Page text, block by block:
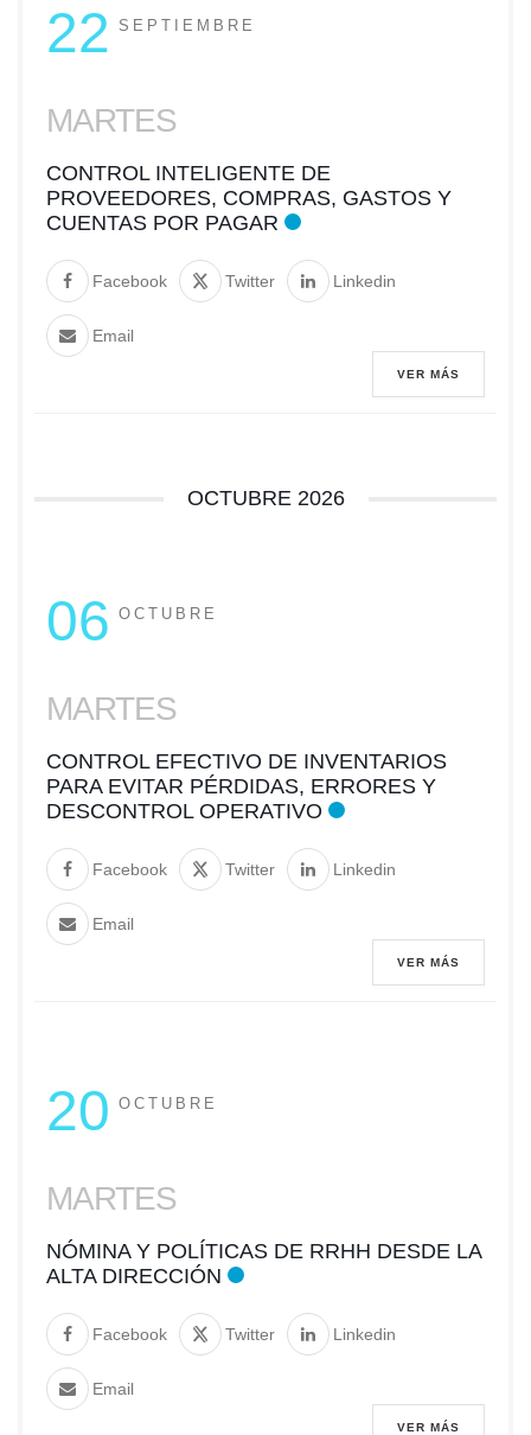
22 SEPTIEMBRE
MARTES
CONTROL INTELIGENTE DE
PROVEEDORES, COMPRAS, GASTOS Y
CUENTAS POR PAGAR
Facebook Twitter Linkedin
Email
VER MÁS
OCTUBRE 2026
06 OCTUBRE
MARTES
CONTROL EFECTIVO DE INVENTARIOS
PARA EVITAR PÉRDIDAS, ERRORES Y
DESCONTROL OPERATIVO
Facebook Twitter Linkedin
Email
VER MÁS
20 OCTUBRE
MARTES
NÓMINA Y POLÍTICAS DE RRHH DESDE LA
ALTA DIRECCIÓN
Facebook Twitter Linkedin
Email
VER MÁS